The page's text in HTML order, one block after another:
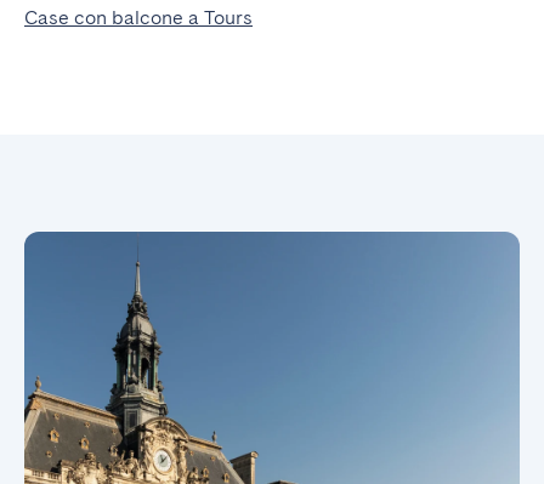
Case con balcone a Tours